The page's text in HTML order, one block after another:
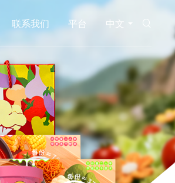
联系我们 平台 中文